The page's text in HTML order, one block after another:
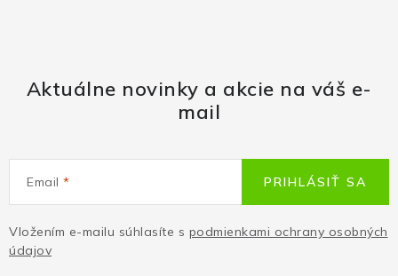
Aktuálne novinky a akcie na váš e-
mail
Email
Vložením e-mailu súhlasíte s podmienkami ochrany osobných
údajov
PRIHLÁSIŤ SA